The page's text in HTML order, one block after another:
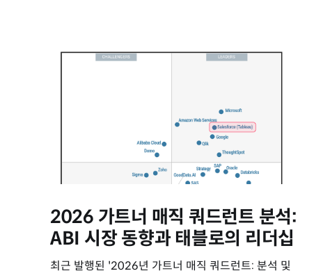
2026 가트너 매직 쿼드런트 분석:
ABI 시장 동향과 태블로의 리더십
최근 발행된 '2026년 가트너 매직 쿼드런트: 분석 및